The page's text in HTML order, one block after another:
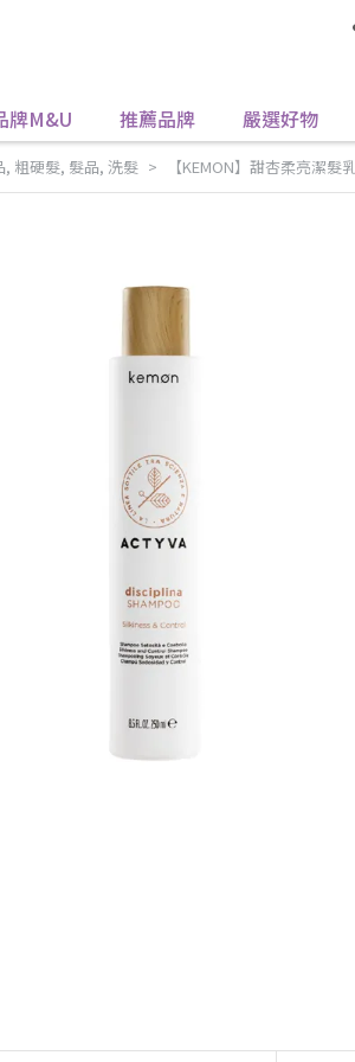
牌M&U 推薦品牌 嚴選好物
, 粗硬髮, 髮品, 洗髮 【KEMON】甜杏柔亮潔